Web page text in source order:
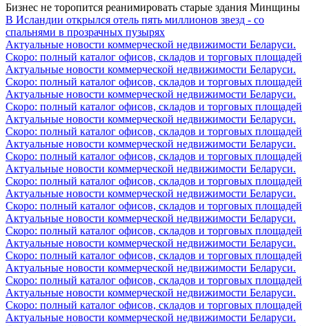
Бизнес не торопится реанимировать старые здания Минщины
В Исландии открылся отель пять миллионов звезд - со
спальнями в прозрачных пузырях
Актуальные новости коммерческой недвижимости Беларуси.
Скоро: полный каталог офисов, складов и торговых площадей
Актуальные новости коммерческой недвижимости Беларуси.
Скоро: полный каталог офисов, складов и торговых площадей
Актуальные новости коммерческой недвижимости Беларуси.
Скоро: полный каталог офисов, складов и торговых площадей
Актуальные новости коммерческой недвижимости Беларуси.
Скоро: полный каталог офисов, складов и торговых площадей
Актуальные новости коммерческой недвижимости Беларуси.
Скоро: полный каталог офисов, складов и торговых площадей
Актуальные новости коммерческой недвижимости Беларуси.
Скоро: полный каталог офисов, складов и торговых площадей
Актуальные новости коммерческой недвижимости Беларуси.
Скоро: полный каталог офисов, складов и торговых площадей
Актуальные новости коммерческой недвижимости Беларуси.
Скоро: полный каталог офисов, складов и торговых площадей
Актуальные новости коммерческой недвижимости Беларуси.
Скоро: полный каталог офисов, складов и торговых площадей
Актуальные новости коммерческой недвижимости Беларуси.
Скоро: полный каталог офисов, складов и торговых площадей
Актуальные новости коммерческой недвижимости Беларуси.
Скоро: полный каталог офисов, складов и торговых площадей
Актуальные новости коммерческой недвижимости Беларуси.